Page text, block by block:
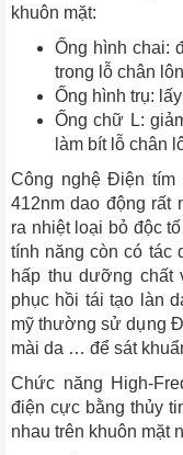
khuôn mặt:
Ống hình chai:
trong lỗ chân
Ống hình trụ:
Ống chữ L:
làm bít lỗ chân
Công nghệ Điện
412nm dao động rất
ra nhiệt loại bỏ độc
tính năng còn có tác
hấp thu dưỡng chất
phục hồi tái tạo làn
mỹ thường sử dụng
mài da … để sát
Chức năng High-
điện cực bằng thủy
nhau trên khuôn mặt